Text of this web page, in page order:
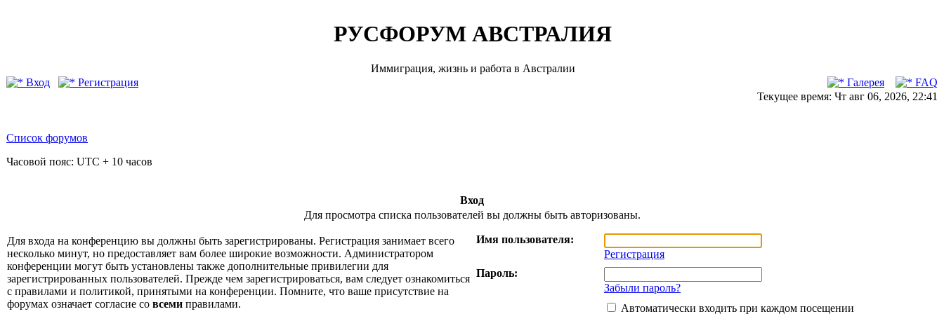
РУСФОРУМ АВСТРАЛИЯ
Иммиграция, жизнь и работа в Австралии
Вход
Регистрация Галерея
FAQ
Текущее время: Чт авг 06, 2026, 22:41
Список форумов
Часовой пояс: UTC + 10 часов
Вход
Для просмотра списка пользователей вы должны быть авторизованы.
Для входа на конференцию вы должны быть зарегистрированы. Регистрация занимает всего
несколько минут, но предоставляет вам более широкие возможности. Администратором
конференции могут быть установлены также дополнительные привилегии для
зарегистрированных пользователей. Прежде чем зарегистрироваться, вам следует ознакомиться
с правилами и политикой, принятыми на конференции. Помните, что ваше присутствие на
форумах означает согласие со всеми правилами.
Имя пользователя:
Регистрация
Пароль:
Забыли пароль?
Автоматически входить при каждом посещении